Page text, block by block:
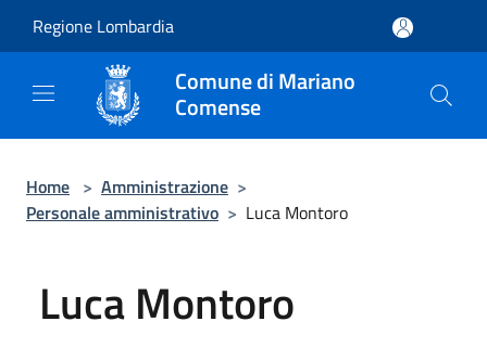
Regione Lombardia
Comune di Mariano
Comense
Home > Amministrazione >
Personale amministrativo > Luca Montoro
Luca Montoro